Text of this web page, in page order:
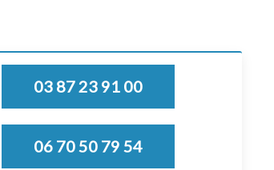
03 87 23 91 00
06 70 50 79 54